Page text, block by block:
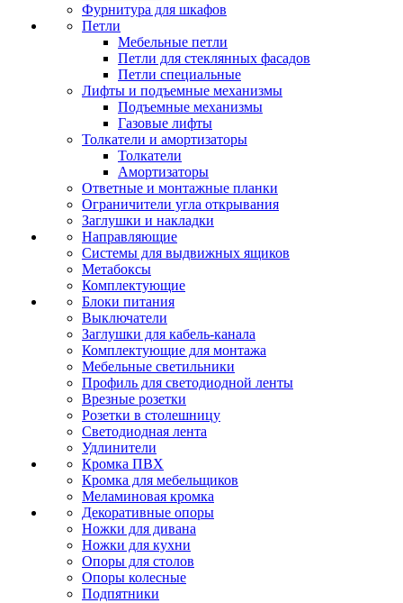
Фурнитура для шкафов
Петли
Мебельные петли
Петли для стеклянных фасадов
Петли специальные
Лифты и подъемные механизмы
Подъемные механизмы
Газовые лифты
Толкатели и амортизаторы
Толкатели
Амортизаторы
Ответные и монтажные планки
Ограничители угла открывания
Заглушки и накладки
Направляющие
Системы для выдвижных ящиков
Метабоксы
Комплектующие
Блоки питания
Выключатели
Заглушки для кабель-канала
Комплектующие для монтажа
Мебельные светильники
Профиль для светодиодной ленты
Врезные розетки
Розетки в столешницу
Светодиодная лента
Удлинители
Кромка ПВХ
Кромка для мебельщиков
Меламиновая кромка
Декоративные опоры
Ножки для дивана
Ножки для кухни
Опоры для столов
Опоры колесные
Подпятники